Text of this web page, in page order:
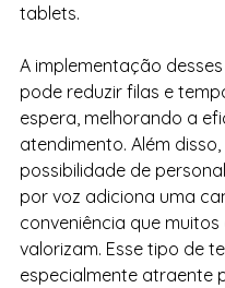
tablets.
A implementação
pode reduzir filas e
espera, melhorando a
atendimento. Além disso,
possibilidade de
por voz adiciona uma
conveniência que muitos
valorizam. Esse tipo de
especialmente atraente